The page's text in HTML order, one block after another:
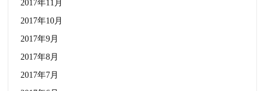
2017年11月
2017年10月
2017年9月
2017年8月
2017年7月